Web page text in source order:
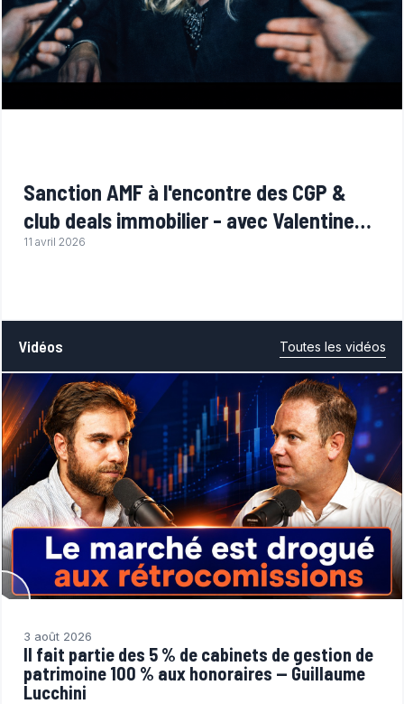
Sanction AMF à l'encontre des CGP &
club deals immobilier - avec Valentine
Baudouin (RegVantage)
11 avril 2026
Vidéos Toutes les vidéos
3 août 2026
Il fait partie des 5 % de cabinets de gestion de
patrimoine 100 % aux honoraires — Guillaume
Lucchini